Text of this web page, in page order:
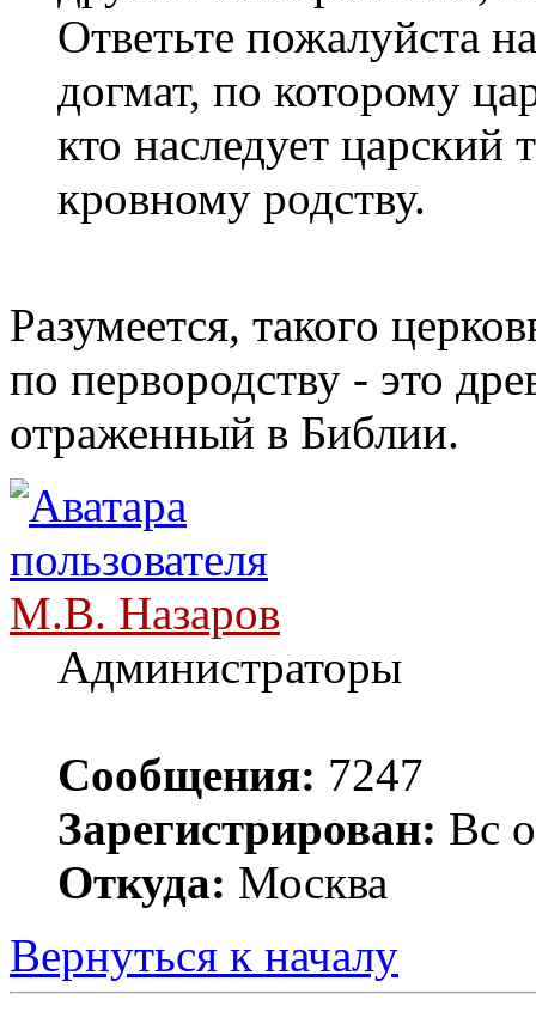
Ответьте пожалуйста
догмат, по которому
кто наследует царский
кровному родству.
Разумеется, такого
по первородству - это
отраженный в Библии.
М.В. Назаров
Администраторы
Сообщения: 7247
Зарегистрирован: Вс
Откуда: Москва
Вернуться к началу